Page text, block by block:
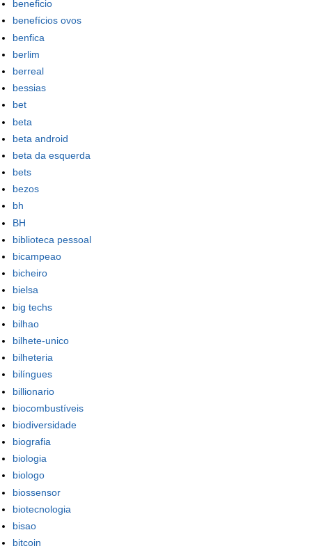
beneficio
benefícios ovos
benfica
berlim
berreal
bessias
bet
beta
beta android
beta da esquerda
bets
bezos
bh
BH
biblioteca pessoal
bicampeao
bicheiro
bielsa
big techs
bilhao
bilhete-unico
bilheteria
bilíngues
billionario
biocombustíveis
biodiversidade
biografia
biologia
biologo
biossensor
biotecnologia
bisao
bitcoin